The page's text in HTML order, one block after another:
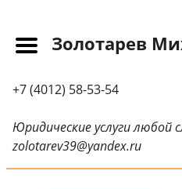
Прайс-лист
Новости
Обращения
Золотарев
+7 (4012) 58-53-54
Юридические услуги любой
zolotarev39@yandex.ru